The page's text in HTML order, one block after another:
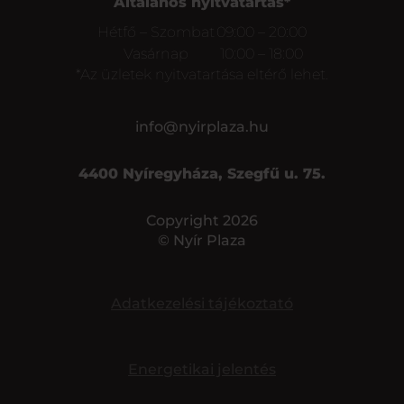
Hétfő – Szombat
*Az üzletek nyitvatartása eltérő lehet.
info@nyirplaza.hu
4400 Nyíregyháza, Szegfű u. 75.
Copyright 2026
© Nyír Plaza